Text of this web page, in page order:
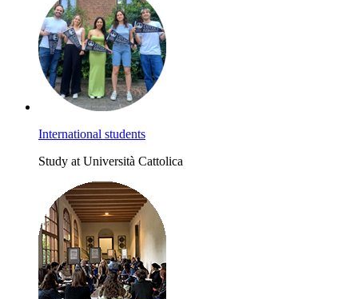
International students
Study at Università Cattolica